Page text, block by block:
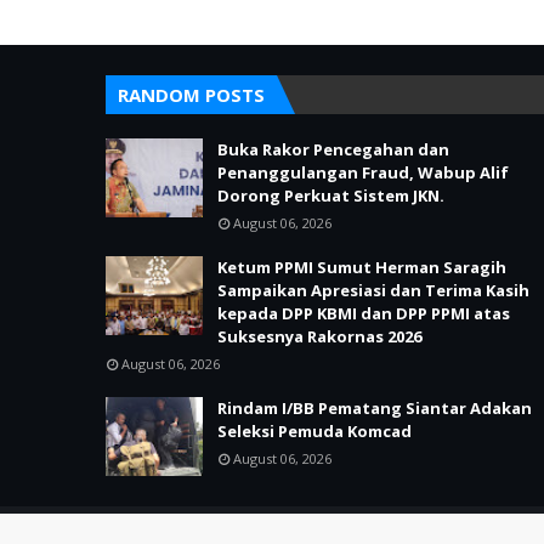
RANDOM POSTS
Buka Rakor Pencegahan dan
Penanggulangan Fraud, Wabup Alif
Dorong Perkuat Sistem JKN.
August 06, 2026
Ketum PPMI Sumut Herman Saragih
Sampaikan Apresiasi dan Terima Kasih
kepada DPP KBMI dan DPP PPMI atas
Suksesnya Rakornas 2026
August 06, 2026
Rindam I/BB Pematang Siantar Adakan
Seleksi Pemuda Komcad
August 06, 2026